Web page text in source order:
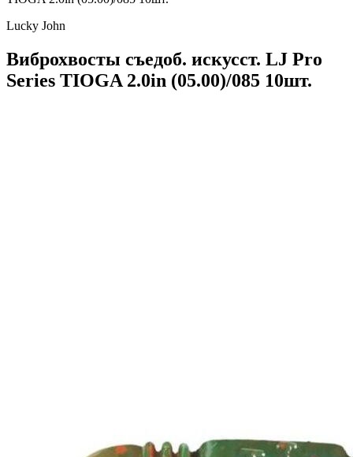
Lucky John
Виброхвосты съедоб. искусст. LJ Pro
Series TIOGA 2.0in (05.00)/085 10шт.